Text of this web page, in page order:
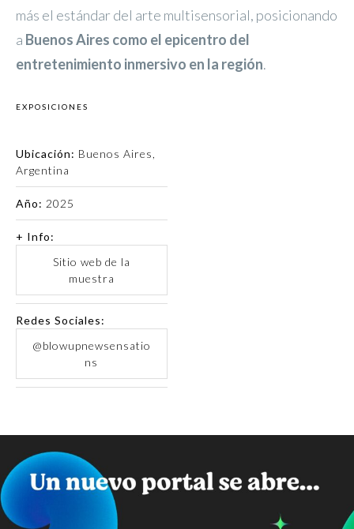
más el estándar del arte multisensorial, posicionando
a Buenos Aires como el epicentro del
entretenimiento inmersivo en la región.
EXPOSICIONES
Ubicación: Buenos Aires,
Argentina
Año: 2025
+ Info:
Sitio web de la
muestra
Redes Sociales:
@blowupnewsensatio
ns